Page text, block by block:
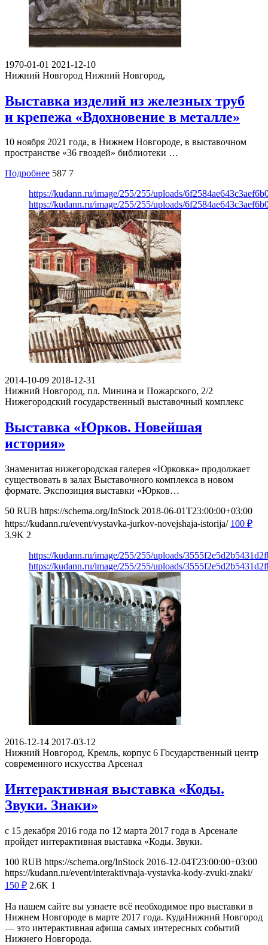
1970-01-01 2021-12-10
Нижний Новгород Нижний Новгород,
Выставка изделий из железных труб
и крепежа «Вдохновение в металле»
10 ноября 2021 года, в Нижнем Новгороде, в выставочном
пространстве «36 гвоздей» библиотеки …
Подробнее 587 7
https://kudann.ru/image/255/255/uploads/
https://kudann.ru/image/255/255/uploads/
2014-10-09 2018-12-31
Нижний Новгород, пл. Минина и Пожарского, 2/2
Нижегородский государственный выставочный комплекс
Выставка «Юрков. Новейшая
история»
Знаменитая нижегородская галерея «Юрковка» продолжает
существовать в залах Выставочного комплекса в новом
формате. Экспозиция выставки «Юрков…
50 RUB https://schema.org/InStock 2018-06-01T23:00:00+03:00
https://kudann.ru/event/vystavka-jurkov-novejshaja-istorija/ 100 ₽
3.9K 2
https://kudann.ru/image/255/255/uploads/
https://kudann.ru/image/255/255/uploads/
2016-12-14 2017-03-12
Нижний Новгород, Кремль, корпус 6 Государственный центр
современного искусства Арсенал
Интерактивная выставка «Коды.
Звуки. Знаки»
с 15 декабря 2016 года по 12 марта 2017 года в Арсенале
пройдет интерактивная выставка «Коды. Звуки.
100 RUB https://schema.org/InStock 2016-12-04T23:00:00+03:00
https://kudann.ru/event/interaktivnaja-vystavka-kody-zvuki-znaki/
150 ₽ 2.6K 1
На нашем сайте вы узнаете всё необходимое про выставки в
Нижнем Новгороде в марте 2017 года. КудаНижний Новгород
— это интерактивная афиша самых интересных событий
Нижнего Новгорода.